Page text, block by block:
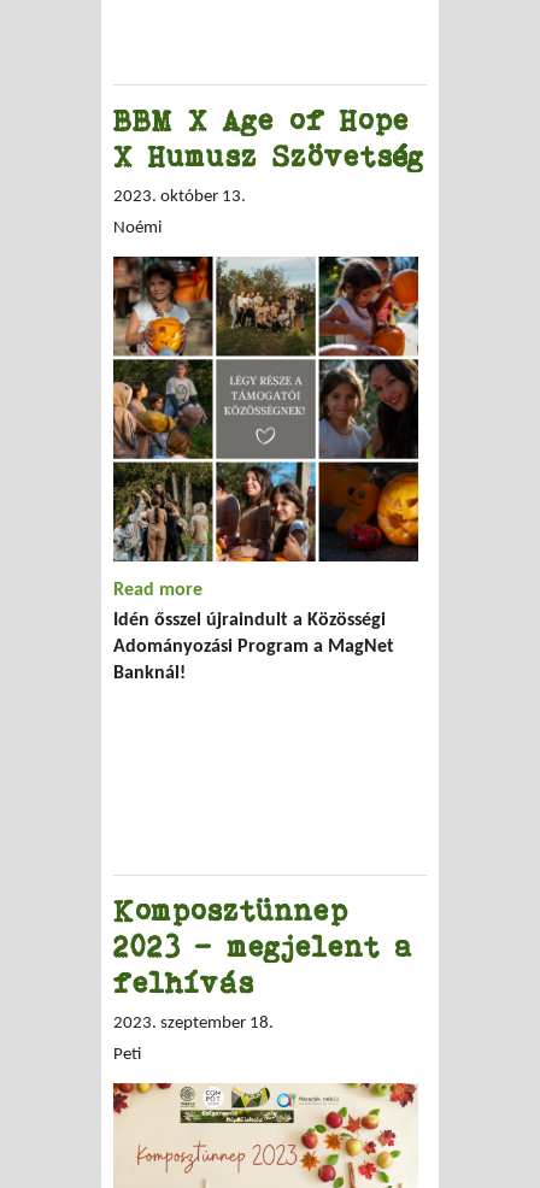
BBM X Age of Hope
X Humusz Szövetség
2023. október 13.
Noémi
Read more
Szövetség
Idén ősszel újraindult a Közösségi
Adományozási Program a MagNet
Banknál!
Komposztünnep
2023 - megjelent a
felhívás
2023. szeptember 18.
Peti